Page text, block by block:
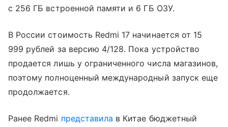
с 256 ГБ встроенной памяти и 6 ГБ ОЗУ.
В России стоимость Redmi 17 начинается от 15
999 рублей за версию 4/128. Пока устройство
продается лишь у ограниченного числа магазинов,
поэтому полноценный международный запуск еще
продолжается.
Ранее Redmi представила в Китае бюджетный